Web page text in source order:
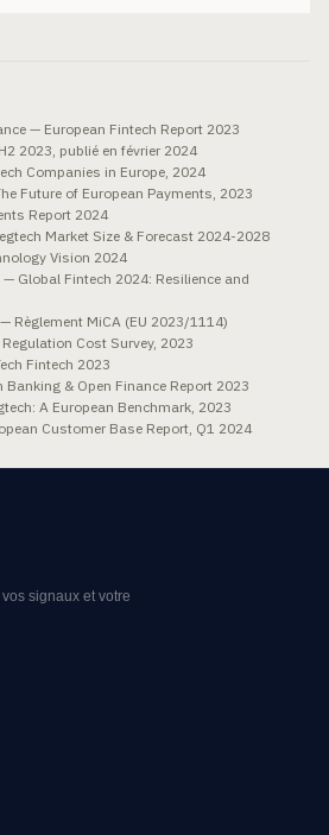
— European Fintech Report 2023
2023, publié en février 2024
Companies in Europe, 2024
Future of European Payments, 2023
Report 2024
Market Size & Forecast 2024-2028
Vision 2024
Global Fintech 2024: Resilience and
Règlement MiCA (EU 2023/1114)
Cost Survey, 2023
Fintech 2023
Banking & Open Finance Report 2023
A European Benchmark, 2023
Customer Base Report, Q1 2024
signaux et votre